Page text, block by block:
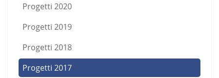
Progetti 2020
Progetti 2019
Progetti 2018
Progetti 2017